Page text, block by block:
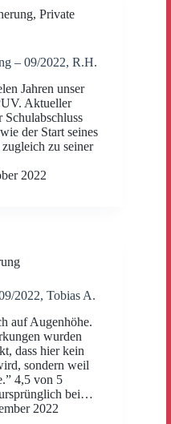
, Private
– 09/2022, R.H.
Jahren unser
Aktueller
der Start seines
zu seiner
2022
2022, Tobias A.
auf Augenhöhe.
wurden
dass hier kein
sondern weil
4,5 von 5
bei…
2022